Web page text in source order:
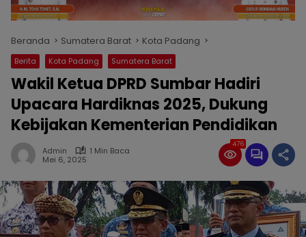
Beranda Sumatera Barat Kota Padang
Berita Kota Padang Sumatera Barat
Wakil Ketua DPRD Sumbar Hadiri
Upacara Hardiknas 2025, Dukung
Kebijakan Kementerian Pendidikan
Admin
1 Min Baca
Mei 6, 2025
476